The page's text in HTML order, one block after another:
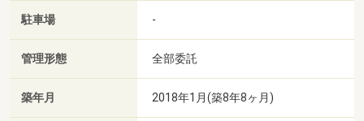
駐車場 -
管理形態 全部委託
築年月 2018年1月(築8年8ヶ月)